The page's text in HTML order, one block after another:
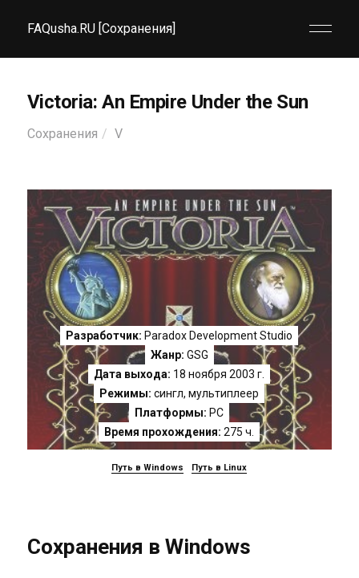
FAQusha.RU [Сохранения]
Victoria: An Empire Under the Sun
Сохранения V
Разработчик: Paradox Development Studio
Жанр: GSG
Дата выхода: 18 ноября 2003 г.
Режимы: сингл, мультиплеер
Платформы: PC
Время прохождения: 275 ч.
Путь в Windows Путь в Linux
Сохранения в Windows